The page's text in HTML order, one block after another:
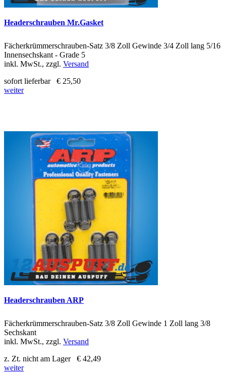
Headerschrauben Mr.Gasket
Fächerkrümmerschrauben-Satz 3/8 Zoll Gewinde 3/4 Zoll lang 5/16
Innensechskant - Grade 5
inkl. MwSt., zzgl. Versand
sofort lieferbar
€ 25,50
weiter
Headerschrauben ARP
Fächerkrümmerschrauben-Satz 3/8 Zoll Gewinde 1 Zoll lang 3/8
Sechskant
inkl. MwSt., zzgl. Versand
z. Zt. nicht am Lager
€ 42,49
weiter